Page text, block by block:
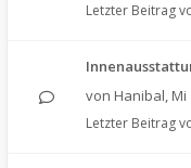
Letzter Beitrag
von Hanibal, Mi
Letzter Beitrag